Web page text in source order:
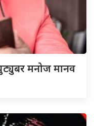
मनोज मानव